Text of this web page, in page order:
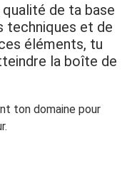
de ta base
techniques et de
éléments, tu
la boîte de
ton domaine pour